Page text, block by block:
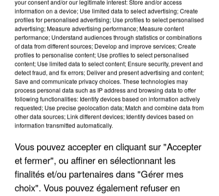
L’UN DES FONDATEURS SUPPOSÉS DE LA DZ
your consent and/or our legitimate interest: Store and/or access
information on a device; Use limited data to select advertising; Create
profiles for personalised advertising; Use profiles to select personalised
advertising; Measure advertising performance; Measure content
performance; Understand audiences through statistics or combinations
of data from different sources; Develop and improve services; Create
profiles to personalise content; Use profiles to select personalised
content; Use limited data to select content; Ensure security, prevent and
detect fraud, and fix errors; Deliver and present advertising and content;
Save and communicate privacy choices. These technologies may
process personal data such as IP address and browsing data to offer
following functionalities: Identify devices based on information actively
requested; Use precise geolocation data; Match and combine data from
other data sources; Link different devices; Identify devices based on
information transmitted automatically.
Vous pouvez accepter en cliquant sur "Accepter
et fermer", ou affiner en sélectionnant les
finalités et/ou partenaires dans "Gérer mes
choix". Vous pouvez également refuser en